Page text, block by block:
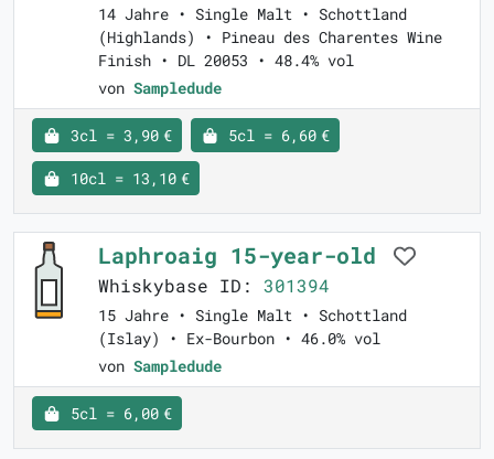
14 Jahre • Single Malt • Schottland
(Highlands) • Pineau des Charentes Wine
Finish • DL 20053 • 48.4% vol
von Sampledude
3cl = 3,90 € 5cl = 6,60 €
10cl = 13,10 €
Laphroaig 15-year-old
Whiskybase ID: 301394
15 Jahre • Single Malt • Schottland
(Islay) • Ex-Bourbon • 46.0% vol
von Sampledude
5cl = 6,00 €